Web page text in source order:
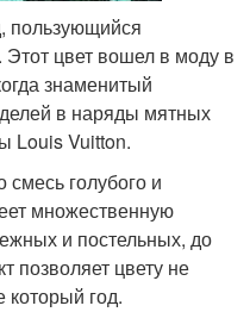
пользующийся
цвет вошел в моду в
знаменитый
в наряды мятных
Louis Vuitton.
голубого и
множественную
и постельных, до
позволяет цвету не
год.